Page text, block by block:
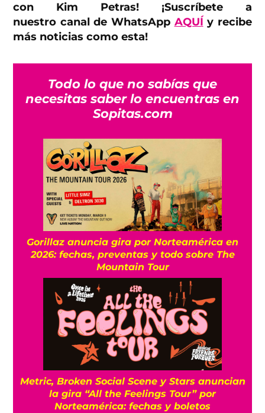
con Kim Petras!
¡Suscríbete a
nuestro canal de WhatsApp AQUÍ y recibe
más noticias como esta!
Todo lo que no sabías que
necesitas saber lo encuentras en
Sopitas.com
Gorillaz anuncia gira por Norteamérica en
2026: fechas, preventas y todo sobre The
Mountain Tour
Metric, Broken Social Scene y Stars anuncian
la gira “All the Feelings Tour” por
Norteamérica: fechas y boletos